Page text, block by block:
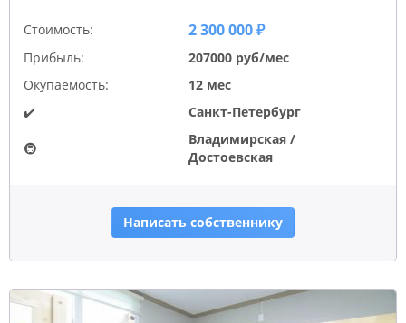
Стоимость: 2 300 000 ₽
Прибыль:
207000 руб/мес
Окупаемость:
12 мес
✔️
Санкт-Петербург
🚇
Владимирская /
Достоевская
Написать собственнику